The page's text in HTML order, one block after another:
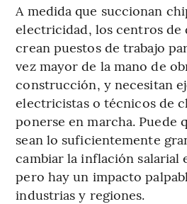
A medida que succionan
electricidad, los centros de
crean puestos de trabajo
vez mayor de la mano de
construcción, y necesitan
electricistas o técnicos de
ponerse en marcha. Puede
sean lo suficientemente
cambiar la inflación salarial
pero hay un impacto
industrias y regiones.